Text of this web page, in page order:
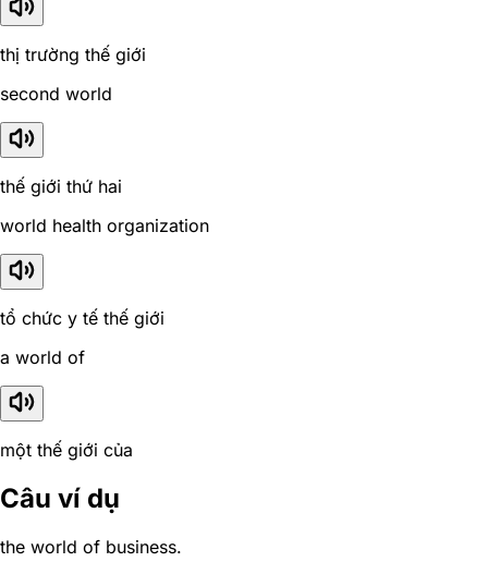
thị trường thế giới
second world
thế giới thứ hai
world health organization
tổ chức y tế thế giới
a world of
một thế giới của
Câu ví dụ
the world of business.